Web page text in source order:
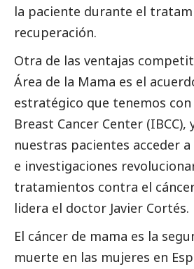
la paciente durante el
recuperación.
Otra de las ventajas
Área de la Mama es el
estratégico que tenemos
Breast Cancer Center
nuestras pacientes acceder
e investigaciones
tratamientos contra el
lidera el doctor Javier Cortés.
El cáncer de mama es la
muerte en las mujeres en